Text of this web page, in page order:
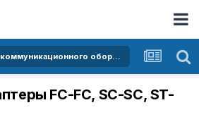
Покупка и продажа телекоммуникационного оборудования
FC-FC, SC-SC, ST-